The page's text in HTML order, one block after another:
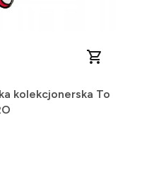
kolekcjonerska To